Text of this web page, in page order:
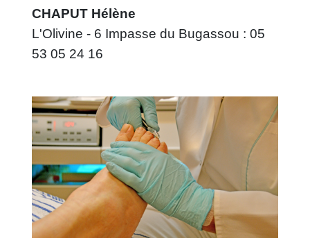
CHAPUT Hélène
L'Olivine - 6 Impasse du Bugassou : 05
53 05 24 16